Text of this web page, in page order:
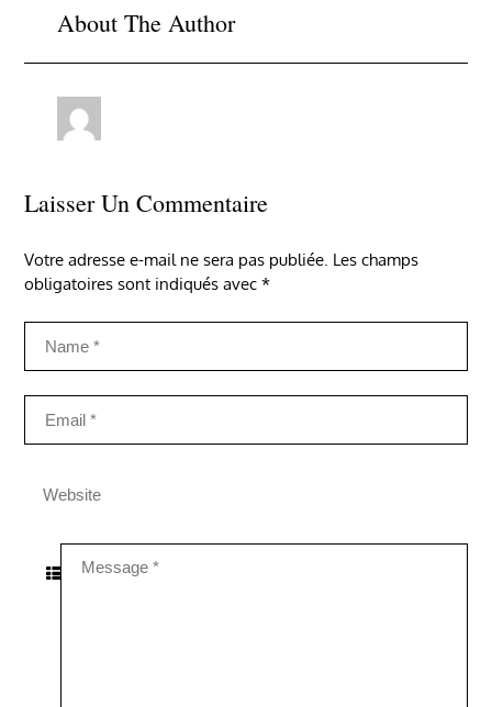
About The Author
Laisser Un Commentaire
Votre adresse e-mail ne sera pas publiée. Les champs
obligatoires sont indiqués avec*